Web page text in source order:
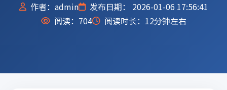
作者：admin
发布日期： 2026-01-06 17:56:41
阅读： 704 阅读时长：12分钟左右